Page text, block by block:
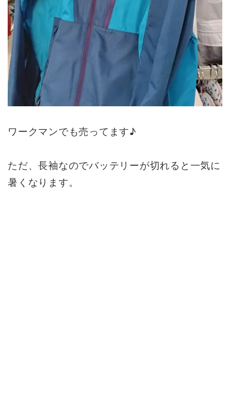
ワークマンでも売ってます♪
ただ、長袖なのでバッテリーが切れると一気に
暑くなります。